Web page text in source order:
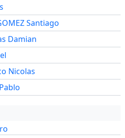
Santiago
Damian
Nicolas